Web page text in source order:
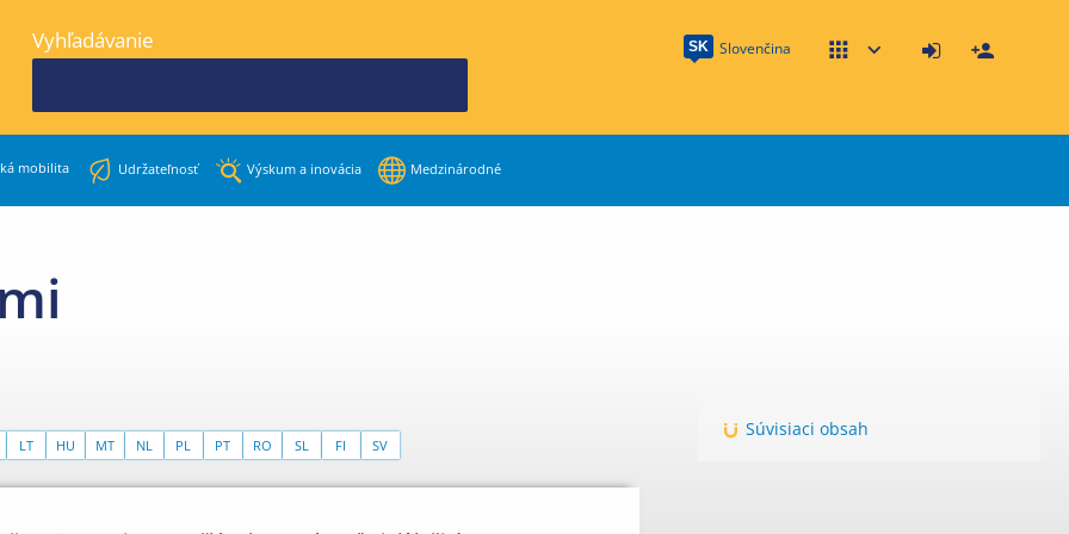
Vyhľadávanie SK Slovenčina
mobilita Udržateľnosť Výskum a inovácia Medzinárodné
Súvisiaci obsah
LT HU MT NL PL PT RO SL FI SV